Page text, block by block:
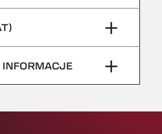
3560
6041
Ind. del Guadiel, 23210
–
–